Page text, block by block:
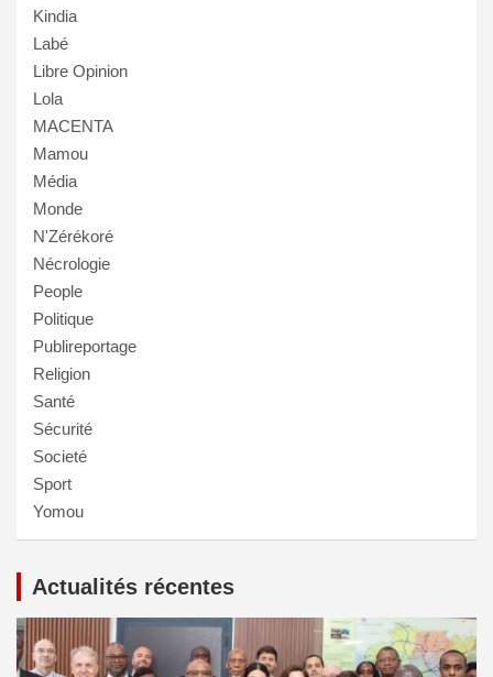
Kindia
Labé
Libre Opinion
Lola
MACENTA
Mamou
Média
Monde
N'Zérékoré
Nécrologie
People
Politique
Publireportage
Religion
Santé
Sécurité
Societé
Sport
Yomou
Actualités récentes